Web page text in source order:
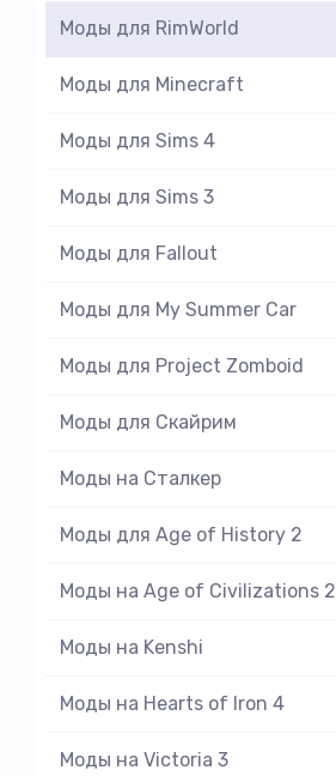
Моды для RimWorld
Моды для Minecraft
Моды для Sims 4
Моды для Sims 3
Моды для Fallout
Моды для My Summer Car
Моды для Project Zomboid
Моды для Скайрим
Моды на Cталкер
Моды для Age of History 2
Моды на Age of Civilizations 2
Моды на Kenshi
Моды на Hearts of Iron 4
Моды на Victoria 3